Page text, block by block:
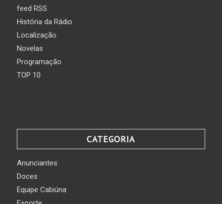
feed RSS
História da Rádio
Localização
Novelas
Programação
TOP 10
CATEGORIA
Anunciantes
Doces
Equipe Cabiúna